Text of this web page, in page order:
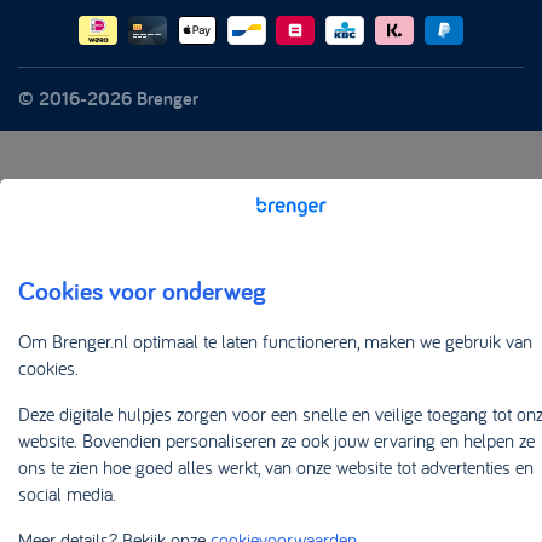
© 2016-2026 Brenger
Cookies voor onderweg
Om Brenger.nl optimaal te laten functioneren, maken we gebruik van
cookies.
Deze digitale hulpjes zorgen voor een snelle en veilige toegang tot
website. Bovendien personaliseren ze ook jouw ervaring en helpen ze
ons te zien hoe goed alles werkt, van onze website tot advertenties en
social media.